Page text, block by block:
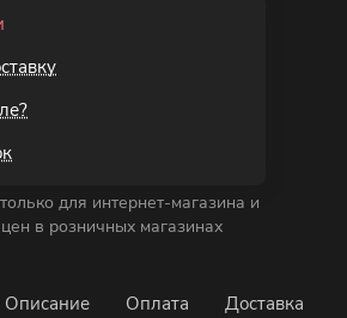
для интернет-магазина и
в розничных магазинах
Описание Оплата Доставка